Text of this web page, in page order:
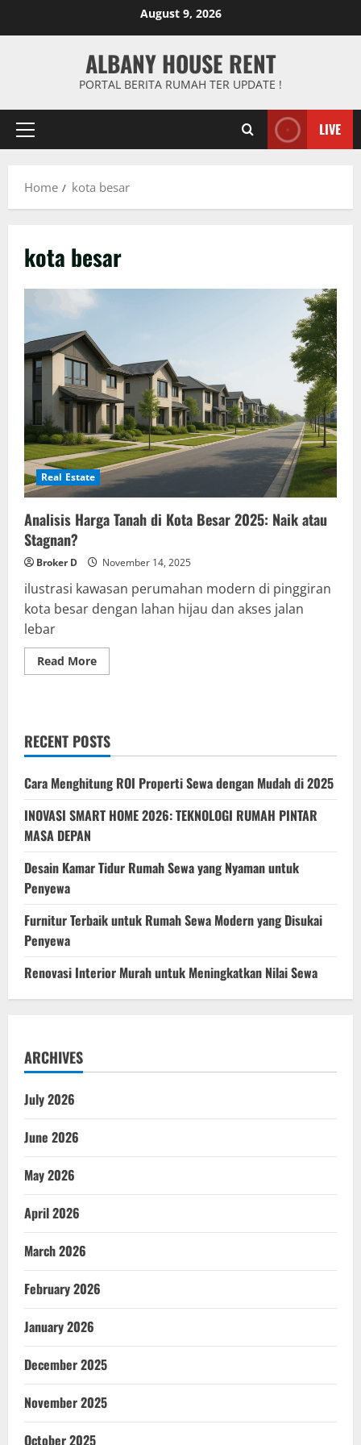
August 9, 2026
ALBANY HOUSE RENT
PORTAL BERITA RUMAH TER UPDATE !
Primary
LIVE
Home kota besar
kota besar
Real Estate
Analisis Harga Tanah di Kota Besar 2025: Naik atau
Stagnan?
Broker D November 14, 2025
ilustrasi kawasan perumahan modern di pinggiran
kota besar dengan lahan hijau dan akses jalan
lebar
Read MoreRead
more
Kota
Besar
2025:
atau
Stagnan?
RECENT POSTS
Cara Menghitung ROI Properti Sewa dengan Mudah di 2025
INOVASI SMART HOME 2026: TEKNOLOGI RUMAH PINTAR
MASA DEPAN
Desain Kamar Tidur Rumah Sewa yang Nyaman untuk
Penyewa
Furnitur Terbaik untuk Rumah Sewa Modern yang Disukai
Penyewa
Renovasi Interior Murah untuk Meningkatkan Nilai Sewa
ARCHIVES
July 2026
June 2026
May 2026
April 2026
March 2026
February 2026
January 2026
December 2025
November 2025
October 2025